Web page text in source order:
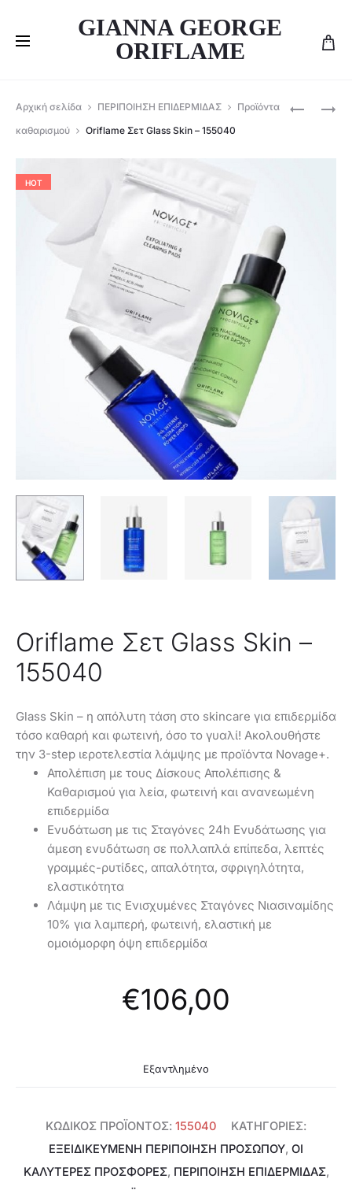
GIANNA GEORGE
ORIFLAME
ORIFLAME
ORIFLAME
Αρχική σελίδα ΠΕΡΙΠΟΙΗΣΗ ΕΠΙΔΕΡΜΙΔΑΣ
Προϊόντα
καθαρισμού
Oriflame Σετ Glass Skin – 155040
HOT
Oriflame Σετ Glass Skin –
155040
Glass Skin – η απόλυτη τάση στο skincare για επιδερμίδα
τόσο καθαρή και φωτεινή, όσο το γυαλί! Ακολουθήστε
την 3-step ιεροτελεστία λάμψης με προϊόντα Novage+.
Απολέπιση με τους Δίσκους Απολέπισης &
Καθαρισμού για λεία, φωτεινή και ανανεωμένη
επιδερμίδα
Ενυδάτωση με τις Σταγόνες 24h Ενυδάτωσης για
άμεση ενυδάτωση σε πολλαπλά επίπεδα, λεπτές
γραμμές-ρυτίδες, απαλότητα, σφριγηλότητα,
ελαστικότητα
Λάμψη με τις Ενισχυμένες Σταγόνες Νιασιναμίδης
10% για λαμπερή, φωτεινή, ελαστική με
ομοιόμορφη όψη επιδερμίδα
€106,00
Εξαντλημένο
ΚΩΔΙΚΌΣ ΠΡΟΪΌΝΤΟΣ: 155040
ΚΑΤΗΓΟΡΊΕΣ:
ΕΞΕΙΔΙΚΕΥΜΈΝΗ ΠΕΡΙΠΟΊΗΣΗ ΠΡΟΣΏΠΟΥ, ΟΙ
ΚΑΛΥΤΕΡΕΣ ΠΡΟΣΦΟΡΕΣ, ΠΕΡΙΠΟΙΗΣΗ ΕΠΙΔΕΡΜΙΔΑΣ,